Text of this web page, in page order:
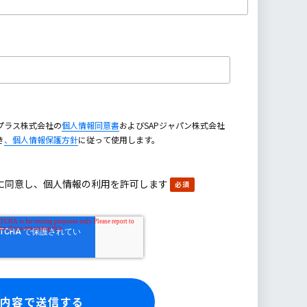
ラス株式会社の個人情報同意書およびSAPジャパン株式会社
、個人情報保護方針に従って使用します。
同意し、個人情報の利用を許可します